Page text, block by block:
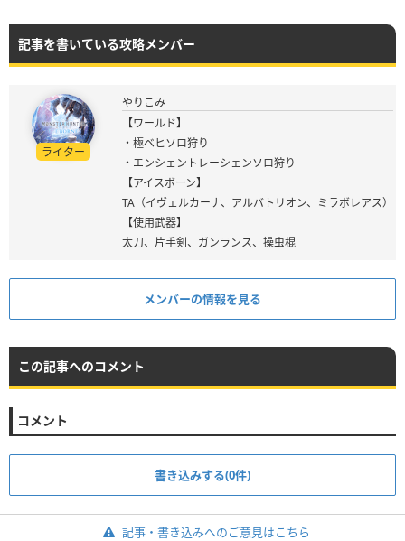
記事を書いている攻略メンバー
ライター
やりこみ
【ワールド】
・極ベヒソロ狩り
・エンシェントレーシェンソロ狩り
【アイスボーン】
TA（イヴェルカーナ、アルバトリオン、ミラボレアス）
【使用武器】
太刀、片手剣、ガンランス、操虫棍
メンバーの情報を見る
この記事へのコメント
コメント
書き込みする(0件)
記事・書き込みへのご意見はこちら